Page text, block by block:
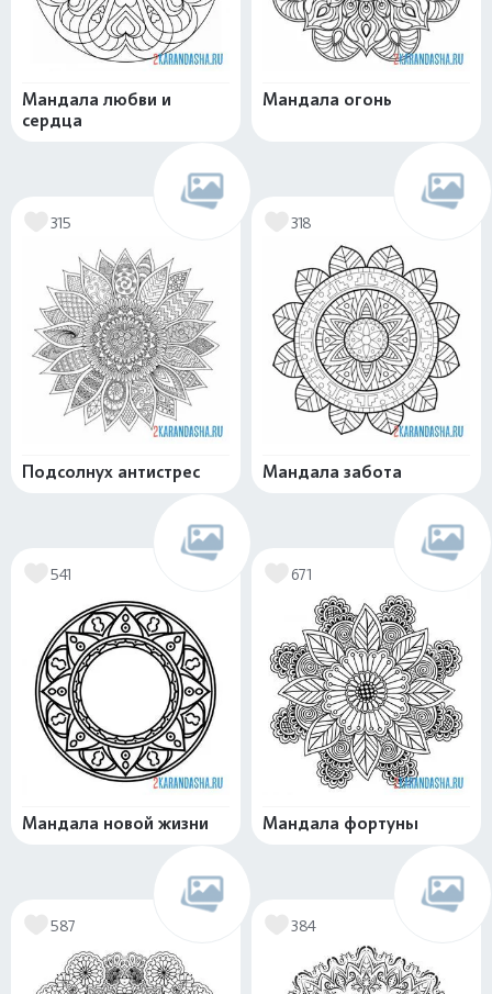
Мандала любви и
сердца
Мандала огонь
315
Подсолнух антистрес
318
Мандала забота
541
Мандала новой жизни
671
Мандала фортуны
587 384